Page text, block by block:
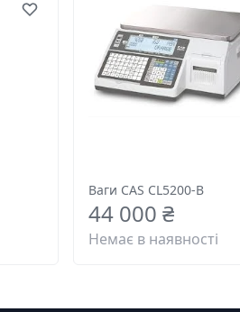
Ваги CAS CL5200-B
44 000 ₴
Немає в наявності